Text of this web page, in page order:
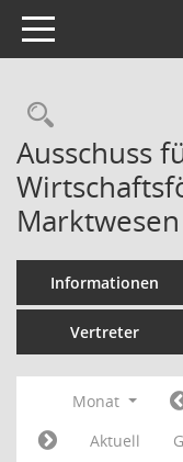
Toggle navigation
Ausschuss
Informationen
Vertreter
Monat
Aktuell